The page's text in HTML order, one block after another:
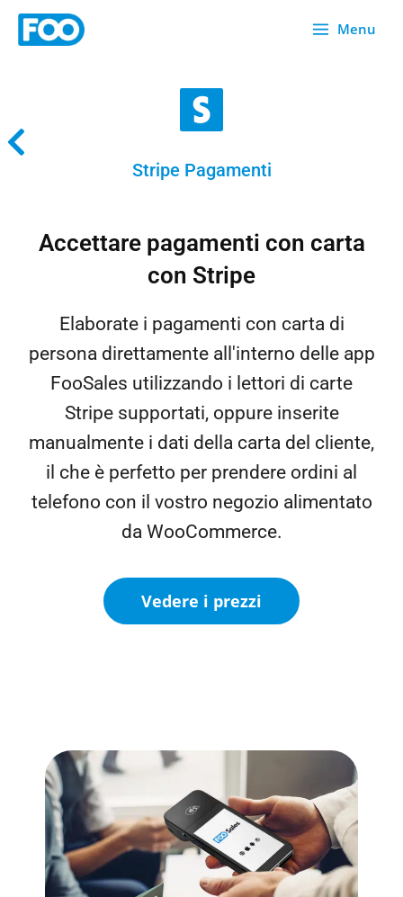
Menu
Stripe Pagamenti
Accettare pagamenti con carta
con Stripe
Elaborate i pagamenti con carta di
persona direttamente all'interno delle app
FooSales utilizzando i lettori di carte
Stripe supportati, oppure inserite
manualmente i dati della carta del cliente,
il che è perfetto per prendere ordini al
telefono con il vostro negozio alimentato
da WooCommerce.
Vedere i prezzi